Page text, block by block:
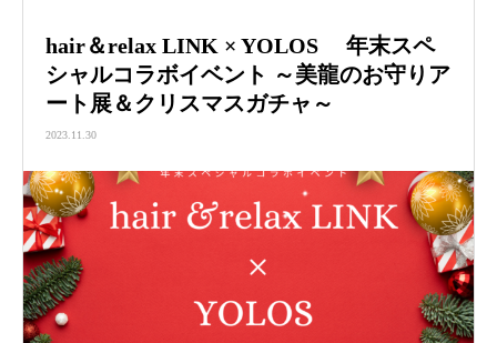
hair＆relax LINK × YOLOS 年末スペ
シャルコラボイベント ～美龍のお守りア
ート展＆クリスマスガチャ～
2023.11.30